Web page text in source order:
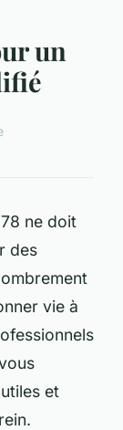
un
ne doit
des
vie à
et